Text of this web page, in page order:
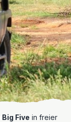
Big Five in freier